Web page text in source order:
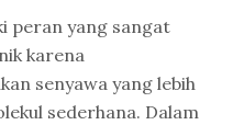
peran yang sangat
karena
senyawa yang lebih
sederhana. Dalam